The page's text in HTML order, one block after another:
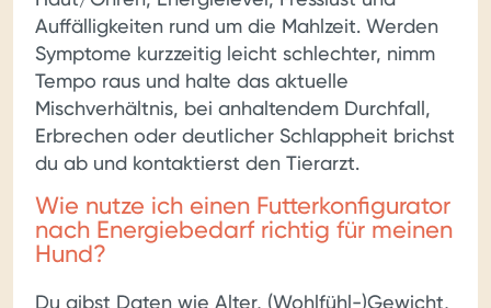
Auffälligkeiten rund um die Mahlzeit. Werden
Symptome kurzzeitig leicht schlechter, nimm
Tempo raus und halte das aktuelle
Mischverhältnis, bei anhaltendem Durchfall,
Erbrechen oder deutlicher Schlappheit brichst
du ab und kontaktierst den Tierarzt.
Wie nutze ich einen Futterkonfigurator
nach Energiebedarf richtig für meinen
Hund?
Du gibst Daten wie Alter, (Wohlfühl-)Gewicht,